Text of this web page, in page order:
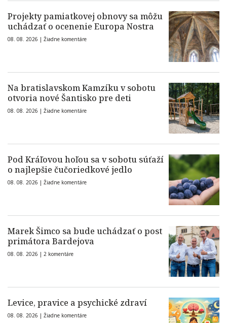
Projekty pamiatkovej obnovy sa môžu
uchádzať o ocenenie Europa Nostra
08. 08. 2026 | Žiadne komentáre
Na bratislavskom Kamzíku v sobotu
otvoria nové Šantisko pre deti
08. 08. 2026 | Žiadne komentáre
Pod Kráľovou hoľou sa v sobotu súťaží
o najlepšie čučoriedkové jedlo
08. 08. 2026 | Žiadne komentáre
Marek Šimco sa bude uchádzať o post
primátora Bardejova
08. 08. 2026 | 2 komentáre
Levice, pravice a psychické zdraví
08. 08. 2026 | Žiadne komentáre